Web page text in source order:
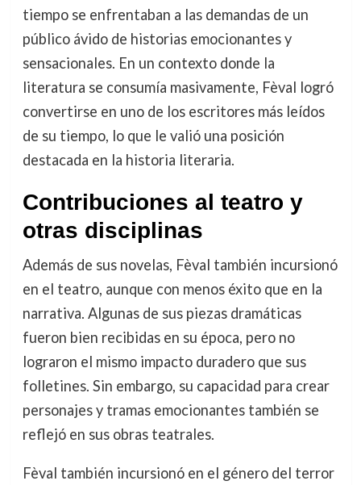
tiempo se enfrentaban a las demandas de un
público ávido de historias emocionantes y
sensacionales. En un contexto donde la
literatura se consumía masivamente, Fèval logró
convertirse en uno de los escritores más leídos
de su tiempo, lo que le valió una posición
destacada en la historia literaria.
Contribuciones al teatro y
otras disciplinas
Además de sus novelas, Fèval también incursionó
en el teatro, aunque con menos éxito que en la
narrativa. Algunas de sus piezas dramáticas
fueron bien recibidas en su época, pero no
lograron el mismo impacto duradero que sus
folletines. Sin embargo, su capacidad para crear
personajes y tramas emocionantes también se
reflejó en sus obras teatrales.
Fèval también incursionó en el género del terror